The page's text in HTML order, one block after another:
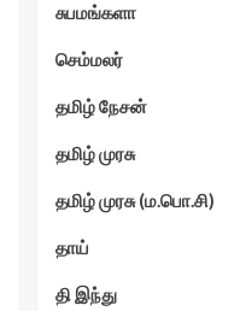
சுபமங்களா
செம்மலர்
தமிழ் நேசன்
தமிழ் முரசு
தமிழ் முரசு (ம.பொ.சி)
தாய்
தி இந்து